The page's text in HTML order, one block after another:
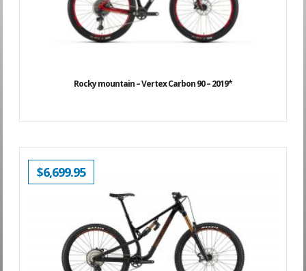
Rocky mountain – Vertex Carbon 90 – 2019*
$6,699.95